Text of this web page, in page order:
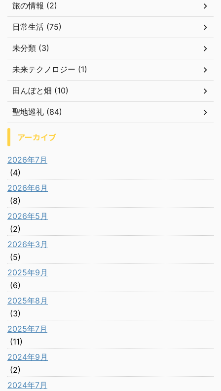
旅の情報 (2)
日常生活 (75)
未分類 (3)
未来テクノロジー (1)
田んぼと畑 (10)
聖地巡礼 (84)
アーカイブ
2026年7月
(4)
2026年6月
(8)
2026年5月
(2)
2026年3月
(5)
2025年9月
(6)
2025年8月
(3)
2025年7月
(11)
2024年9月
(2)
2024年7月